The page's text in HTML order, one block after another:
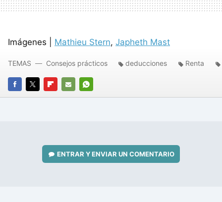
Imágenes | Mathieu Stern, Japheth Mast
FACEBOOK
TWITTERFLIPBOARD
E-
WHATSAPP
TEMAS Consejos prácticos deducciones Renta
ENTRAR Y ENVIAR UN COMENTARIO